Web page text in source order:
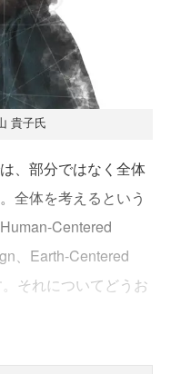
貴子氏
、部分ではなく全体
全体を考えるという
Centered
、Earth-Centered
それについてどうお